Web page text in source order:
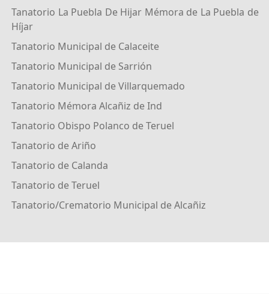
Tanatorio La Puebla De Hijar Mémora de La Puebla de
Híjar
Tanatorio Municipal de Calaceite
Tanatorio Municipal de Sarrión
Tanatorio Municipal de Villarquemado
Tanatorio Mémora Alcañiz de Ind
Tanatorio Obispo Polanco de Teruel
Tanatorio de Ariño
Tanatorio de Calanda
Tanatorio de Teruel
Tanatorio/Crematorio Municipal de Alcañiz